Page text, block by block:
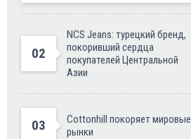
02
NCS Jeans: турецкий бренд,
покоривший сердца
покупателей Центральной
Азии
03
Cottonhill покоряет мировые
рынки